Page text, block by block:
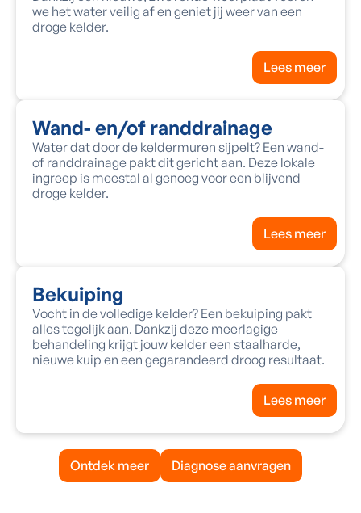
we het water veilig af en geniet jij weer van een
droge kelder.
Lees meer
Wand- en/of randdrainage
Water dat door de keldermuren sijpelt? Een wand-
of randdrainage pakt dit gericht aan. Deze lokale
ingreep is meestal al genoeg voor een blijvend
droge kelder.
Lees meer
Bekuiping
Vocht in de volledige kelder? Een bekuiping pakt
alles tegelijk aan. Dankzij deze meerlagige
behandeling krijgt jouw kelder een staalharde,
nieuwe kuip en een gegarandeerd droog resultaat.
Lees meer
Ontdek meer Diagnose aanvragen